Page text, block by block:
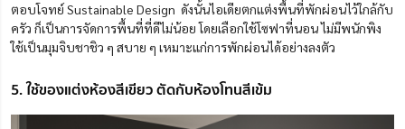
ตอบโจทย์ Sustainable Design ดังนั้นไอเดียตกแต่งพื้นที่พักผ่อนไว้ใกล้กับ
ครัว ก็เป็นการจัดการพื้นที่ที่ดีไม่น้อย โดยเลือกใช้โซฟาที่นอน ไม่มีพนักพิง
ใช้เป็นมุมจิบชาชิว ๆ สบาย ๆ เหมาะแก่การพักผ่อนได้อย่างลงตัว
5. ใช้ของแต่งห้องสีเขียว ตัดกับห้องโทนสีเข้ม